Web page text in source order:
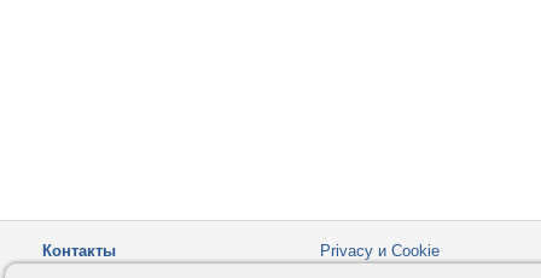
Контакты
Privacy и Cookie